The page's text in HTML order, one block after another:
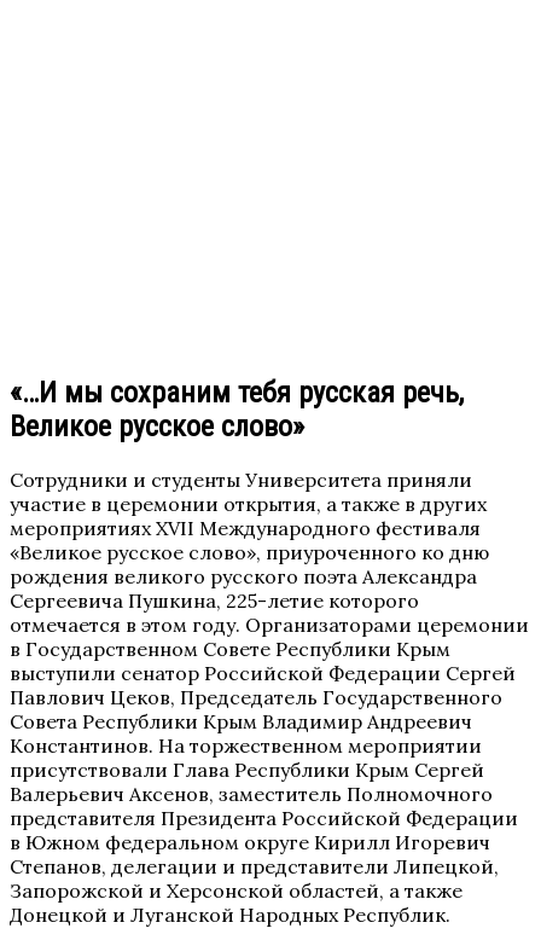
«…И мы сохраним тебя русская речь,
Великое русское слово»
Сотрудники и студенты Университета приняли
участие в церемонии открытия, а также в других
мероприятиях XVII Международного фестиваля
«Великое русское слово», приуроченного ко дню
рождения великого русского поэта Александра
Сергеевича Пушкина, 225-летие которого
отмечается в этом году. Организаторами церемонии
в Государственном Совете Республики Крым
выступили сенатор Российской Федерации Сергей
Павлович Цеков, Председатель Государственного
Совета Республики Крым Владимир Андреевич
Константинов. На торжественном мероприятии
присутствовали Глава Республики Крым Сергей
Валерьевич Аксенов, заместитель Полномочного
представителя Президента Российской Федерации
в Южном федеральном округе Кирилл Игоревич
Степанов, делегации и представители Липецкой,
Запорожской и Херсонской областей, а также
Донецкой и Луганской Народных Республик.